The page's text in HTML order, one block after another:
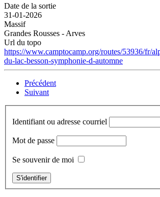
Date de la sortie
31-01-2026
Massif
Grandes Rousses - Arves
Url du topo
https://www.camptocamp.org/routes/53936/fr/
du-lac-besson-symphonie-d-automne
Précédent
Suivant
Identifiant ou adresse courriel
Mot de passe
Se souvenir de moi
S'identifier